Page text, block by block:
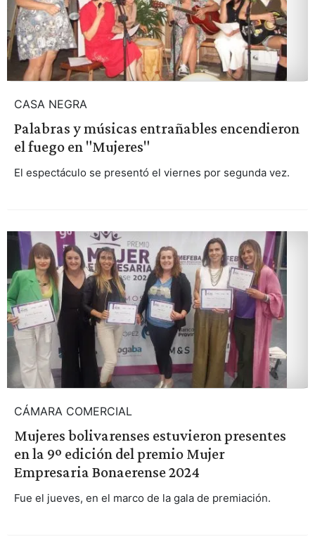
CASA NEGRA
Palabras y músicas entrañables encendieron
el fuego en "Mujeres"
El espectáculo se presentó el viernes por segunda vez.
CÁMARA COMERCIAL
Mujeres bolivarenses estuvieron presentes
en la 9º edición del premio Mujer
Empresaria Bonaerense 2024
Fue el jueves, en el marco de la gala de premiación.